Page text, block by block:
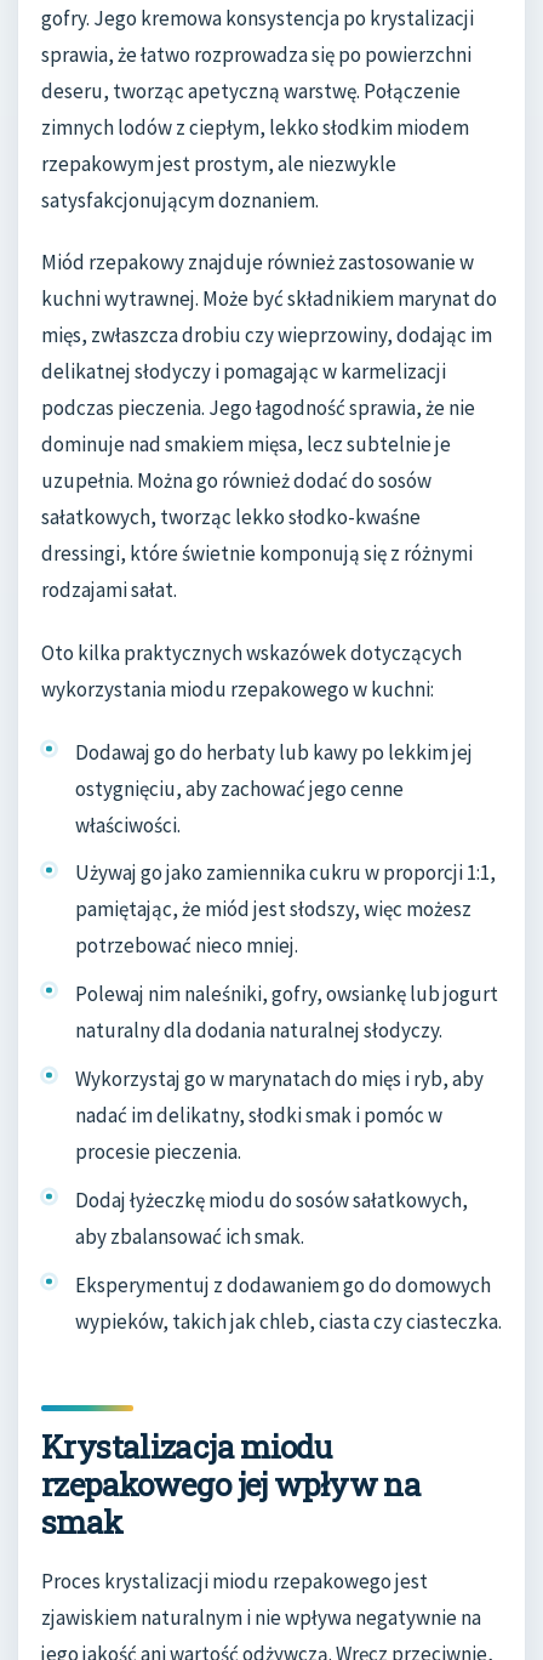
gofry. Jego kremowa konsystencja po krystalizacji
sprawia, że łatwo rozprowadza się po powierzchni
deseru, tworząc apetyczną warstwę. Połączenie
zimnych lodów z ciepłym, lekko słodkim miodem
rzepakowym jest prostym, ale niezwykle
satysfakcjonującym doznaniem.
Miód rzepakowy znajduje również zastosowanie w
kuchni wytrawnej. Może być składnikiem marynat do
mięs, zwłaszcza drobiu czy wieprzowiny, dodając im
delikatnej słodyczy i pomagając w karmelizacji
podczas pieczenia. Jego łagodność sprawia, że nie
dominuje nad smakiem mięsa, lecz subtelnie je
uzupełnia. Można go również dodać do sosów
sałatkowych, tworząc lekko słodko-kwaśne
dressingi, które świetnie komponują się z różnymi
rodzajami sałat.
Oto kilka praktycznych wskazówek dotyczących
wykorzystania miodu rzepakowego w kuchni:
Dodawaj go do herbaty lub kawy po lekkim jej
ostygnięciu, aby zachować jego cenne
właściwości.
Używaj go jako zamiennika cukru w proporcji 1:1,
pamiętając, że miód jest słodszy, więc możesz
potrzebować nieco mniej.
Polewaj nim naleśniki, gofry, owsiankę lub jogurt
naturalny dla dodania naturalnej słodyczy.
Wykorzystaj go w marynatach do mięs i ryb, aby
nadać im delikatny, słodki smak i pomóc w
procesie pieczenia.
Dodaj łyżeczkę miodu do sosów sałatkowych,
aby zbalansować ich smak.
Eksperymentuj z dodawaniem go do domowych
wypieków, takich jak chleb, ciasta czy ciasteczka.
Krystalizacja miodu
rzepakowego jej wpływ na
smak
Proces krystalizacji miodu rzepakowego jest
zjawiskiem naturalnym i nie wpływa negatywnie na
jego jakość ani wartość odżywczą. Wręcz przeciwnie,